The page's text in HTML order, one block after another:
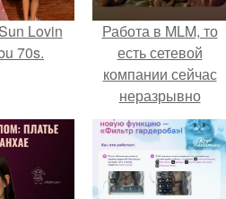
Lovin
70s.
Работа в MLM, то
есть сетевой
компании сейчас
неразрывно
связана с создание
своего контента,
своей страницы в
соц сетях.